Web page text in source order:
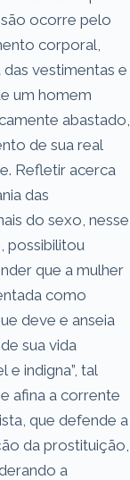
ocorre pelo
corporal,
vestimentas e
um homem
abastado,
de sua real
Refletir acerca
das
do sexo, nesse
possibilitou
que a mulher
como
deve e anseia
sua vida
e indigna”, tal
afina a corrente
que defende a
da prostituição,
a